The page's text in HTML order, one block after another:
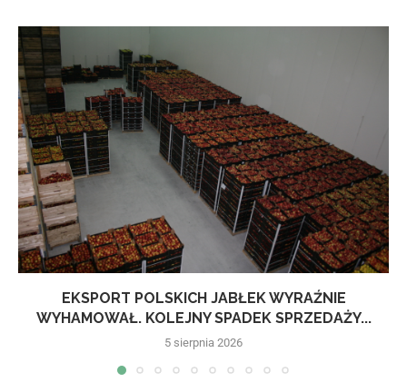
EKSPORT POLSKICH JABŁEK WYRAŹNIE
WYHAMOWAŁ. KOLEJNY SPADEK SPRZEDAŻY...
5 sierpnia 2026